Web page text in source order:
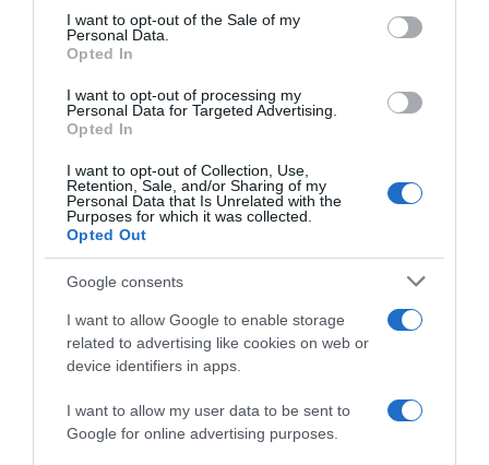
consent section.
I want to opt-out of the Sale of my
Personal Data.
Opted In
I want to opt-out of processing my
Personal Data for Targeted Advertising.
Opted In
I want to opt-out of Collection, Use,
Retention, Sale, and/or Sharing of my
Personal Data that Is Unrelated with the
Purposes for which it was collected.
Opted Out
Google consents
I want to allow Google to enable storage
related to advertising like cookies on web or
device identifiers in apps.
I want to allow my user data to be sent to
Google for online advertising purposes.
ΑΘΛΗΤΙΚΑ